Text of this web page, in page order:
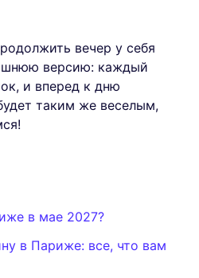
вечер у себя
версию: каждый
и вперед к дню
таким же веселым,
в мае 2027?
в Париже: все, что вам